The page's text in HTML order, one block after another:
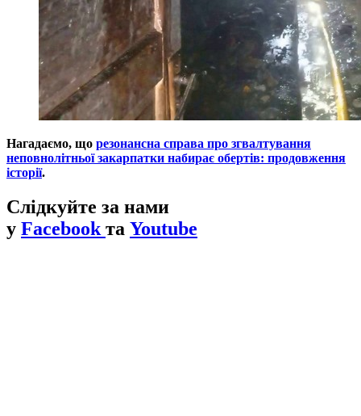
Нагадаємо, що резонансна справа про згвалтування
неповнолітньої закарпатки набирає обертів: продовження
історії.
Слідкуйте за нами
у Facebook та Youtube